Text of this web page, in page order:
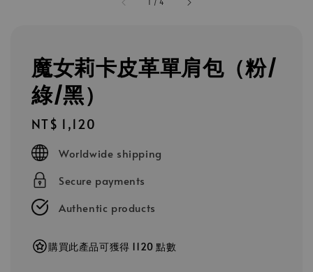
1 /4
魔女莉卡皮革單肩包（粉/
綠/黑）
Regular
price
NT$ 1,120
Worldwide shipping
Secure payments
Authentic products
購買此產品可獲得 1120 點數